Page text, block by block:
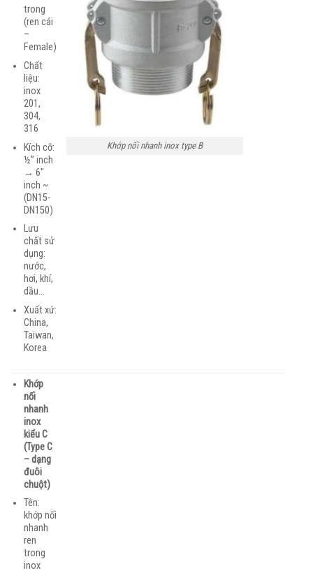
trong
(ren cái
–
Female)
Chất
liệu:
inox
201,
304,
316
Kích cỡ:
½” inch
→ 6″
inch ~
(DN15-
DN150)
Lưu
chất sử
dụng:
nước,
hơi, khí,
dầu…
Xuất xứ:
China,
Taiwan,
Korea
Khớp nối nhanh inox type B
Khớp
nối
nhanh
inox
kiểu C
(Type C
– dạng
đuôi
chuột)
Tên:
khớp nối
nhanh
ren
trong
inox